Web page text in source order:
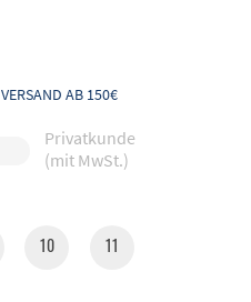
AB 150€
Privatkunde
(mit MwSt.)
10 11